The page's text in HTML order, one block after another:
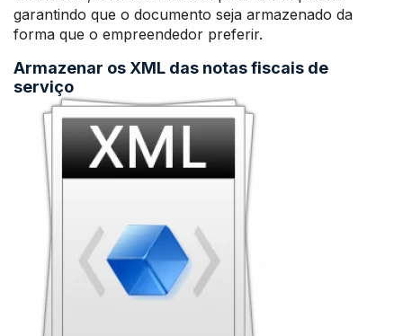
garantindo que o documento seja armazenado da
forma que o empreendedor preferir.
Armazenar os XML das notas fiscais de
serviço